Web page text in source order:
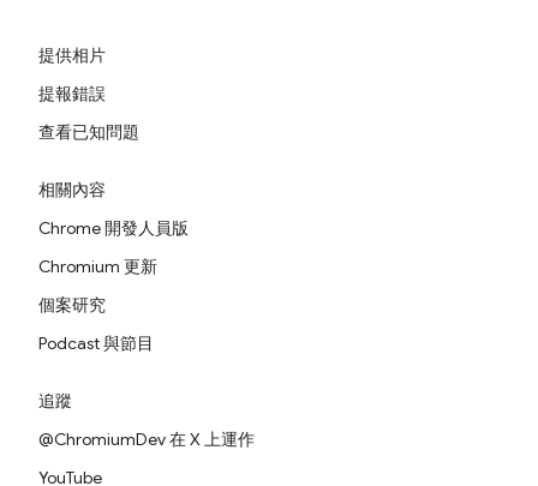
提供相片
提報錯誤
查看已知問題
相關內容
Chrome 開發人員版
Chromium 更新
個案研究
Podcast 與節目
追蹤
@ChromiumDev 在 X 上運作
YouTube